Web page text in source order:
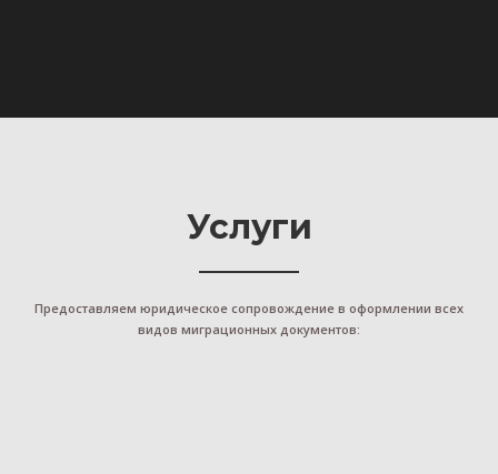
Услуги
Предоставляем юридическое сопровождение в оформлении всех
видов миграционных документов: